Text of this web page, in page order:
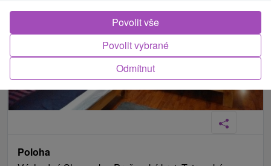
Poloha
Odmítnut
Povolit vybrané
Povolit vše